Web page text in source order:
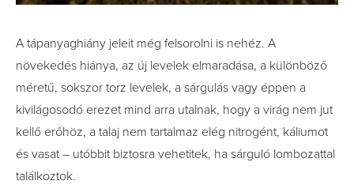
A tápanyaghiány jeleit még felsorolni is nehéz. A
növekedés hiánya, az új levelek elmaradása, a különböző
méretű, sokszor torz levelek, a sárgulás vagy éppen a
kivilágosodó erezet mind arra utalnak, hogy a virág nem jut
kellő erőhöz, a talaj nem tartalmaz elég nitrogént, káliumot
és vasat – utóbbit biztosra vehetitek, ha sárguló lombozattal
találkoztok.